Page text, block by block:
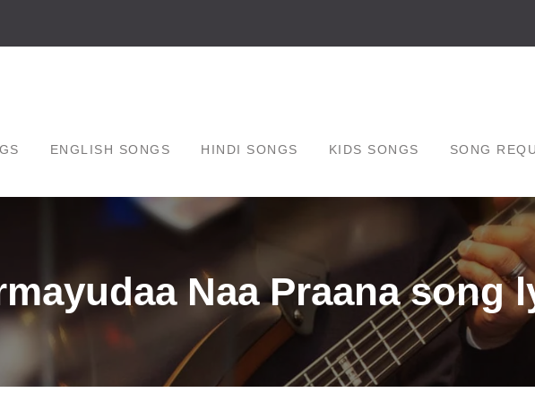
ENGLISH SONGS HINDI SONGS KIDS SONGS SONG
Naa Praana song